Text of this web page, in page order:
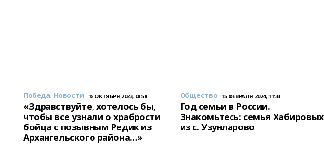
Победа. Новости 18 ОКТЯБРЯ 2023, 08:58
«Здравствуйте, хотелось бы,
чтобы все узнали о храбрости
бойца с позывным Редик из
Архангельского района…»
Общество 15 ФЕВРАЛЯ 2024, 11:33
Год семьи в России.
Знакомьтесь: семья Хабировых
из с. Узунларово